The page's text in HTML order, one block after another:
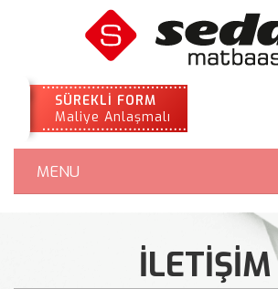
SÜREKLİ FORM
Maliye Anlaşmalı
MENU
İLETİŞİM